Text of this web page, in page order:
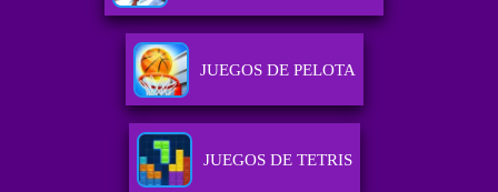
JUEGOS DE PELOTA
JUEGOS DE TETRIS